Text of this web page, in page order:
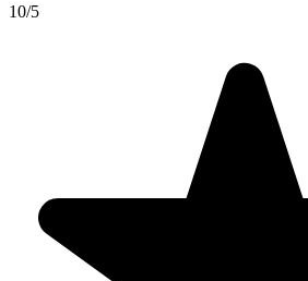
10/5